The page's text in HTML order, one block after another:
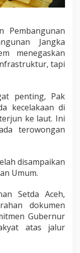
Pembangunan
Jangka
menegaskan
tapi
penting, Pak
kecelakaan di
ke laut. Ini
terowongan
disampaikan
Umum.
Setda Aceh,
dokumen
Gubernur
atas jalur